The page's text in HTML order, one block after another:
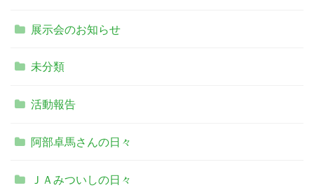
展示会のお知らせ
未分類
活動報告
阿部卓馬さんの日々
ＪＡみついしの日々